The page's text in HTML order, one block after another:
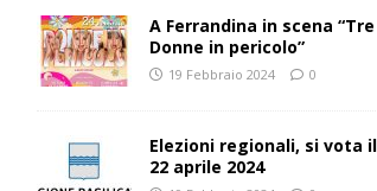
A Ferrandina in scena “Tre
Donne in pericolo”
19 Febbraio 2024 0
Elezioni regionali, si vota
22 aprile 2024